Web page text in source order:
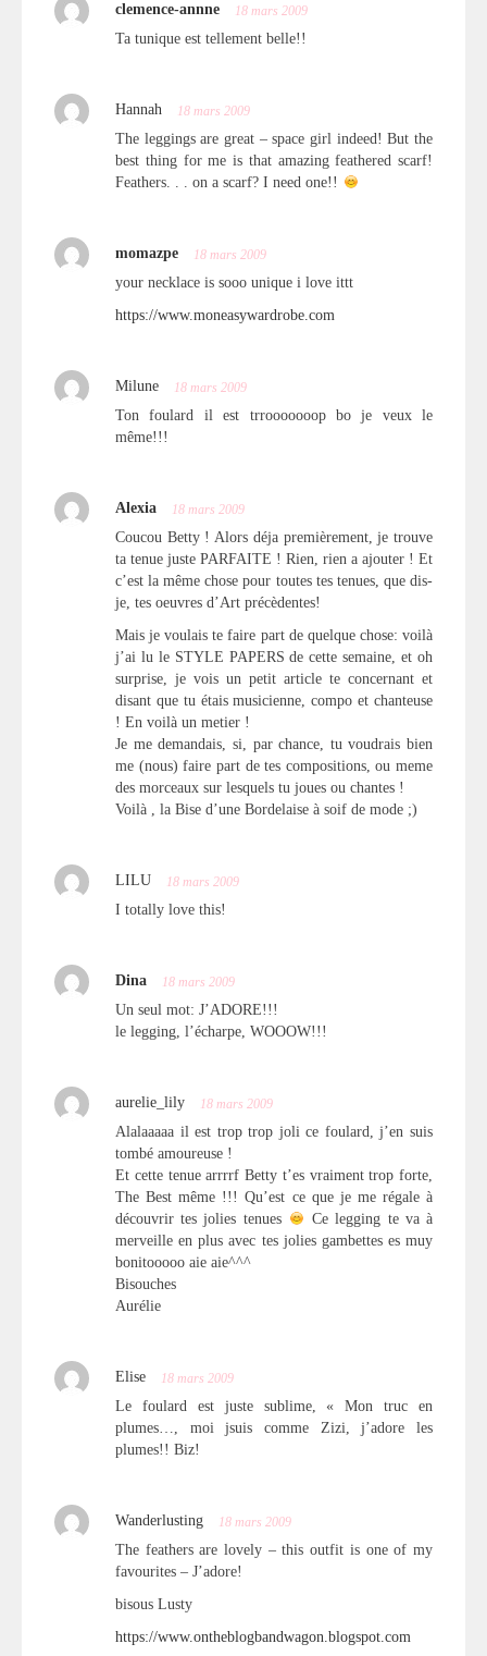
clemence-annne 18 mars 2009
Ta tunique est tellement belle!!
Hannah 18 mars 2009
The leggings are great – space girl indeed! But the
best thing for me is that amazing feathered scarf!
Feathers. . . on a scarf? I need one!!
momazpe 18 mars 2009
your necklace is sooo unique i love ittt
https://www.moneasywardrobe.com
Milune 18 mars 2009
Ton foulard il est trrooooooop bo je veux le
même!!!
Alexia 18 mars 2009
Coucou Betty ! Alors déja premièrement, je trouve
ta tenue juste PARFAITE ! Rien, rien a ajouter ! Et
c’est la même chose pour toutes tes tenues, que dis-
je, tes oeuvres d’Art précèdentes!
Mais je voulais te faire part de quelque chose: voilà
j’ai lu le STYLE PAPERS de cette semaine, et oh
surprise, je vois un petit article te concernant et
disant que tu étais musicienne, compo et chanteuse
! En voilà un metier !
Je me demandais, si, par chance, tu voudrais bien
me (nous) faire part de tes compositions, ou meme
des morceaux sur lesquels tu joues ou chantes !
Voilà , la Bise d’une Bordelaise à soif de mode ;)
LILU 18 mars 2009
I totally love this!
Dina 18 mars 2009
Un seul mot: J’ADORE!!!
le legging, l’écharpe, WOOOW!!!
aurelie_lily 18 mars 2009
Alalaaaaa il est trop trop joli ce foulard, j’en suis
tombé amoureuse !
Et cette tenue arrrrf Betty t’es vraiment trop forte,
The Best même !!! Qu’est ce que je me régale à
découvrir tes jolies tenues
Ce legging te va à
merveille en plus avec tes jolies gambettes es muy
bonitooooo aie aie^^^
Bisouches
Aurélie
Elise 18 mars 2009
Le foulard est juste sublime, « Mon truc en
plumes…, moi jsuis comme Zizi, j’adore les
plumes!! Biz!
Wanderlusting 18 mars 2009
The feathers are lovely – this outfit is one of my
favourites – J’adore!
bisous Lusty
https://www.ontheblogbandwagon.blogspot.com